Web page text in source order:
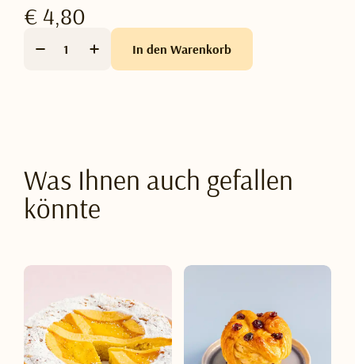
€ 4,80
In den Warenkorb
Was Ihnen auch gefallen
könnte